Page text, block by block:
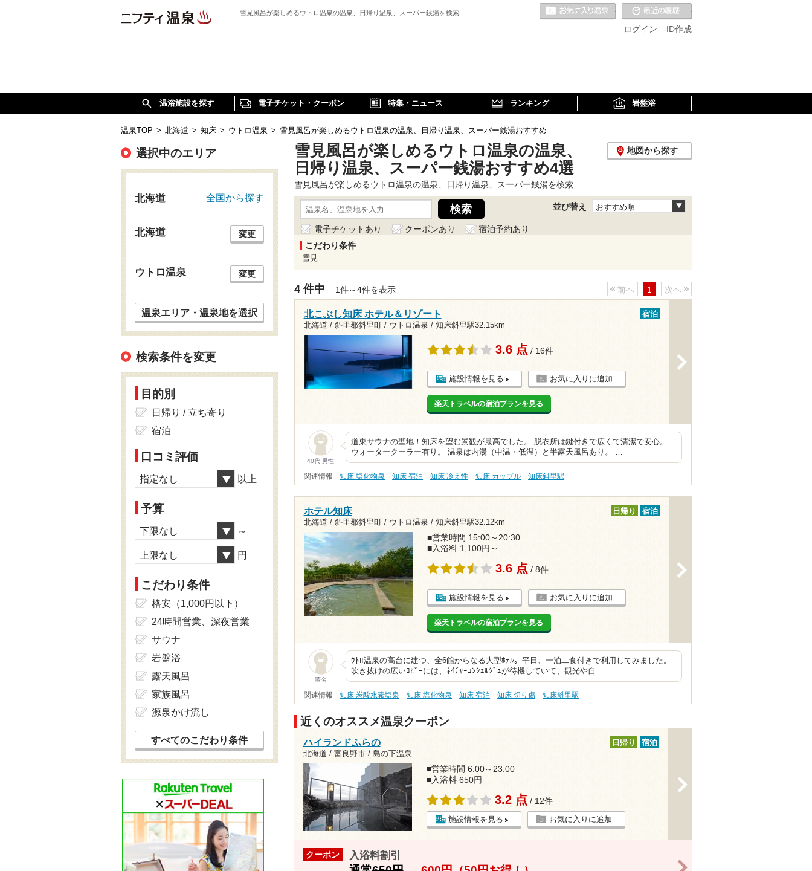
雪見風呂が楽しめるウトロ温泉の温泉、日帰り温泉、スーパー銭湯を検索
ID作成
ログイン
お気に入りの温泉
温浴施設を探す 電子チケット・クーポン 特集・ニュース ランキング 岩盤浴
温泉TOP > 北海道 > 知床 > ウトロ温泉 > 雪見風呂が楽しめるウトロ温泉の温泉、日帰り温泉、スーパー銭湯おすすめ
雪見風呂が楽しめるウトロ温泉の温泉、
日帰り温泉、スーパー銭湯おすすめ4選
地図から探す
雪見風呂が楽しめるウトロ温泉の温泉、日帰り温泉、スーパー銭湯を検索
並び替え おすすめ順
電子チケットあり クーポンあり
宿泊予約あり
こだわり条件
雪見
4 件中 1件～4件を表示 前へ 1 次へ
北こぶし知床 ホテル＆リゾート
北海道 / 斜里郡斜里町 / ウトロ温泉 / 知床斜里駅32.15km
宿泊
3.6 点 / 16件
施設情報を見る お気に入りに追加
楽天トラベルの宿泊プランを見る
40代 男性
道東サウナの聖地！知床を望む景観が最高でした。 脱衣所は鍵付きで広くて清潔で安心。
ウォータークーラー有り。 温泉は内湯（中温・低温）と半露天風呂あり。 …
関連情報 知床 塩化物泉 知床 宿泊 知床 冷え性 知床 カップル 知床斜里駅
ホテル知床
北海道 / 斜里郡斜里町 / ウトロ温泉 / 知床斜里駅32.12km
日帰り 宿泊
■営業時間 15:00～20:30
■入浴料 1,100円～
3.6 点 / 8件
施設情報を見る お気に入りに追加
楽天トラベルの宿泊プランを見る
匿名
ｳﾄﾛ温泉の高台に建つ、全6館からなる大型ﾎﾃﾙ。平日、一泊二食付きで利用してみました。
吹き抜けの広いﾛﾋﾞｰには、ﾈｲﾁｬｰｺﾝｼｭﾙｼﾞｭが待機していて、観光や自…
関連情報 知床 炭酸水素塩泉 知床 塩化物泉 知床 宿泊 知床 切り傷 知床斜里駅
近くのオススメ温泉クーポン
ハイランドふらの
北海道 / 富良野市 / 島の下温泉
日帰り 宿泊
■営業時間 6:00～23:00
■入浴料 650円
3.2 点 / 12件
施設情報を見る お気に入りに追加
クーポン 入浴料割引
選択中のエリア
北海道 全国から探す
北海道 変更
ウトロ温泉 変更
温泉エリア・温泉地を選択
検索条件を変更
目的別
日帰り / 立ち寄り
宿泊
口コミ評価
指定なし 以上
予算
下限なし ～
上限なし 円
こだわり条件
格安（1,000円以下）
24時間営業、深夜営業
サウナ
岩盤浴
露天風呂
家族風呂
源泉かけ流し
すべてのこだわり条件